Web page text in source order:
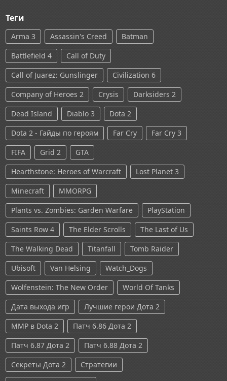
Теги
Arma 3 Assassin's Creed
Batman
Battlefield 4
Call of Duty
Call of Juarez: Gunslinger
Civilization 6
Company of Heroes 2
Crysis
Darksiders 2
Dead Island
Diablo 3
Dota 2
Dota 2 - Гайды по героям
Far Cry
Far Cry 3
FIFA
Grid 2
GTA
Hearthstone: Heroes of Warcraft
Lost Planet 3
Minecraft
MMORPG
Plants vs. Zombies: Garden Warfare
PlayStation
Saints Row 4
The Elder Scrolls
The Last of Us
The Walking Dead
Titanfall
Tomb Raider
Ubisoft
Van Helsing
Watch_Dogs
Wolfenstein: The New Order
World Of Tanks
Дата выхода игр
Лучшие герои Дота 2
ММР в Dota 2
Патч 6.86 Дота 2
Патч 6.87 Дота 2
Патч 6.88 Дота 2
Секреты Дота 2
Стратегии